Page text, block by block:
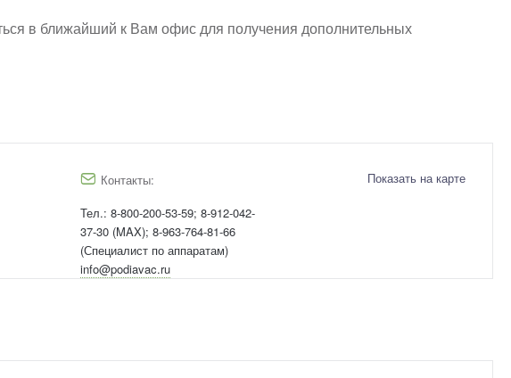
в ближайший к Вам офис для получения дополнительных
Контакты:
Тел.: 8-800-200-53-59; 8-912-042-
37-30 (MAX); 8-963-764-81-66
(Специалист по аппаратам)
info@podiavac.ru
Показать на карте